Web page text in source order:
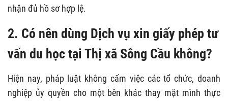
nhận đủ hồ sơ hợp lệ.
2. Có nên dùng Dịch vụ xin giấy phép tư
vấn du học tại Thị xã Sông Cầu không?
Hiện nay, pháp luật không cấm việc các tổ chức, doanh
nghiệp ủy quyền cho một bên khác thay mặt mình thực